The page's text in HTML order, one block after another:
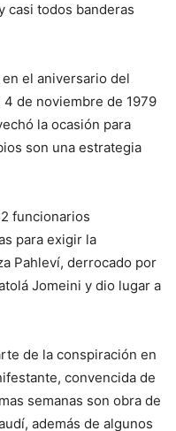
casi todos banderas
el aniversario del
4 de noviembre de 1979
la ocasión para
son una estrategia
funcionarios
para exigir la
Pahleví, derrocado por
Jomeini y dio lugar a
de la conspiración en
convencida de
semanas son obra de
además de algunos